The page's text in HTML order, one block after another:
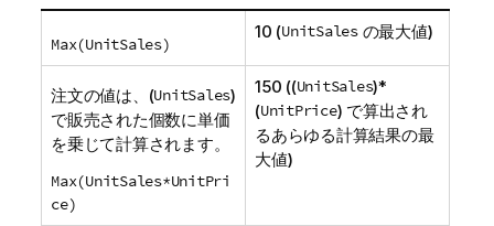
Max(UnitSales)
10 (UnitSalesの最大値)
注文の値は、(UnitSales)
で販売された個数に単価
を乗じて計算されます。
Max(UnitSales*UnitPri
ce)
150 ((UnitSales)*
(UnitPrice) で算出され
るあらゆる計算結果の最
大値)